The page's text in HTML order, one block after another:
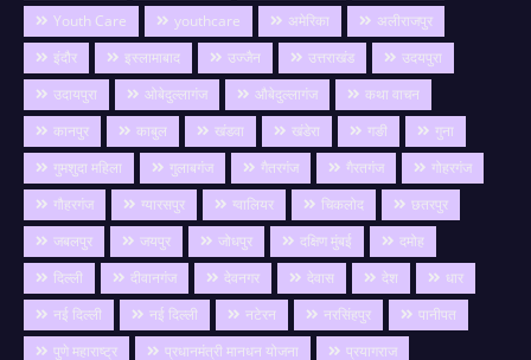
Youth Care
youthcare अमेरिका
अलीराजपुर
इंदौर
इस्लामाबाद उज्जैन उत्तराखंड
उदयपुरा
उदायपुरा
ओबेदुल्लागंज औबेदुल्लागंज
कथा वाचन
कानपुर
काबुल खंडवा खंडेरा गङी
गुना
गुमशुदा महिला
गुलाबगंज गैतरगंज गैरतगंज
गोहरगंज
गौहरगंज
ग्यारसपुर ग्वालियर चिकलोद
छतरपुर
जबलपुर
जयपुर जोधपुर दक्षिण मुंबई
दमोह
दिल्ली
दीवानगंज देवनगर देवास देश
धार
नई दिल्ली
नई दिल्ली नटेरन नरसिंहपुर
पानीपत
पुणे महाराष्ट्र
प्रधानमंत्री मानधन योजना
प्रयागराज